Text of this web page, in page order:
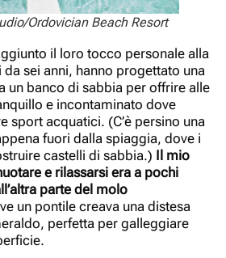
Ordovician Beach Resort
il loro tocco personale alla
sei anni, hanno progettato una
un banco di sabbia per offrire alle
e incontaminato dove
sport acquatici. (C’è persino una
fuori dalla spiaggia, dove i
castelli di sabbia.) Il mio
e rilassarsi era a pochi
parte del molo
un pontile creava una distesa
perfetta per galleggiare